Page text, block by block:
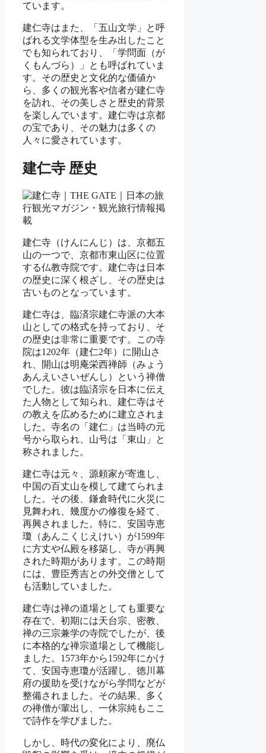
ています。
建仁寺はまた、「五山文学」と呼
ばれる文学体型を生み出したこと
でも知られており、「学問面（が
くもんづら）」とも呼ばれていま
す。その歴史と文化的な価値か
ら、多くの観光客や信者が建仁寺
を訪れ、その美しさと歴史的背景
を楽しんでいます。建仁寺は京都
の宝であり、その魅力は多くの
人々に愛されています。
建仁寺 歴史
建仁寺（けんにんじ）は、京都五
山の一つで、京都市東山区に位置
する仏教寺院です。建仁寺は日本
の歴史に深く根ざし、その歴史は
古いものとなっています。
建仁寺は、臨済宗建仁寺派の大本
山としての格式を持っており、そ
の歴史は非常に重要です。この寺
院は1202年（建仁2年）に開山さ
れ、開山は明庵栄西禅師（みょう
あんえいさいぜんし）という禅僧
でした。彼は臨済宗を日本に伝え
た人物として知られ、建仁寺はそ
の教えを広めるために建立されま
した。寺名の「建仁」は当時の元
号から取られ、山号は「東山」と
称されました。
建仁寺は元々、源頼家が寄進し、
中国の百丈山を模して建てられま
した。その後、鎌倉時代に火災に
見舞われ、幾度かの修復を経て、
再興されました。特に、安国寺恵
瓊（あんこくじえけい）が1599年
に方丈や仏殿を移築し、寺が再興
された時期があります。この時期
には、豊臣秀吉との外交僧として
も活動していました。
建仁寺は禅の道場としても重要な
存在で、初期には天台宗、密教、
禅の三宗兼学の寺院でしたが、後
に本格的な禅宗道場として機能し
ました。1573年から1592年にかけ
て、安国寺恵瓊が活躍し、徳川幕
府の援助を受けながら学問などが
整備されました。その結果、多く
の禅僧が輩出し、一休宗純もここ
で詩作を学びました。
しかし、時代の変化により、廃仏